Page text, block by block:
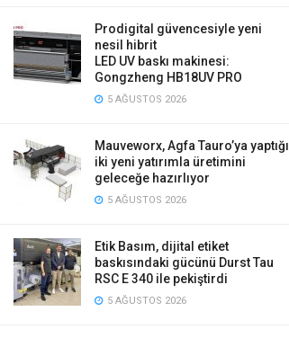
Prodigital güvencesiyle yeni
nesil hibrit
LED UV baskı makinesi:
Gongzheng HB18UV PRO
5 AĞUSTOS 2026
Mauveworx, Agfa Tauro’ya yaptığı
iki yeni yatırımla üretimini
geleceğe hazırlıyor
5 AĞUSTOS 2026
Etik Basım, dijital etiket
baskısındaki gücünü Durst Tau
RSC E 340 ile pekiştirdi
5 AĞUSTOS 2026